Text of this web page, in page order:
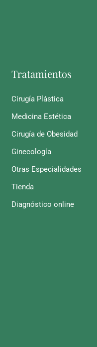
Tratamientos
Cirugía Plástica
Medicina Estética
Cirugía de Obesidad
Ginecología
Otras Especialidades
Tienda
Diagnóstico online